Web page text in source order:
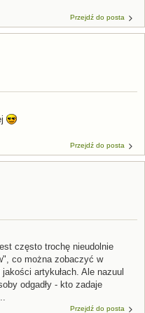
Przejdź do posta
Przejdź do posta
często trochę nieudolnie
co można zobaczyć w
artykułach. Ale nazuul
odgadły - kto zadaje
Przejdź do posta